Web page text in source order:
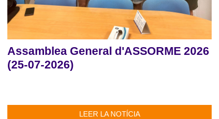
Assamblea General d'ASSORME 2026
(25-07-2026)
LEER LA NOTÍCIA